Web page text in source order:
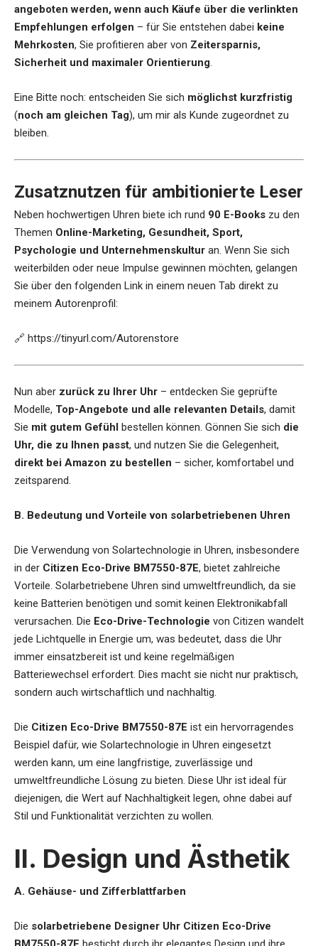
angeboten werden, wenn auch Käufe über die verlinkten
Empfehlungen erfolgen – für Sie entstehen dabei keine
Mehrkosten, Sie profitieren aber von Zeitersparnis,
Sicherheit und maximaler Orientierung.
Eine Bitte noch: entscheiden Sie sich möglichst kurzfristig
(noch am gleichen Tag), um mir als Kunde zugeordnet zu
bleiben.
Zusatznutzen für ambitionierte Leser
Neben hochwertigen Uhren biete ich rund 90 E-Books zu den
Themen Online-Marketing, Gesundheit, Sport,
Psychologie und Unternehmenskultur an. Wenn Sie sich
weiterbilden oder neue Impulse gewinnen möchten, gelangen
Sie über den folgenden Link in einem neuen Tab direkt zu
meinem Autorenprofil:
🔗 https://tinyurl.com/Autorenstore
Nun aber zurück zu Ihrer Uhr – entdecken Sie geprüfte
Modelle, Top-Angebote und alle relevanten Details, damit
Sie mit gutem Gefühl bestellen können. Gönnen Sie sich die
Uhr, die zu Ihnen passt, und nutzen Sie die Gelegenheit,
direkt bei Amazon zu bestellen – sicher, komfortabel und
zeitsparend.
B. Bedeutung und Vorteile von solarbetriebenen Uhren
Die Verwendung von Solartechnologie in Uhren, insbesondere
in der Citizen Eco-Drive BM7550-87E, bietet zahlreiche
Vorteile. Solarbetriebene Uhren sind umweltfreundlich, da sie
keine Batterien benötigen und somit keinen Elektronikabfall
verursachen. Die Eco-Drive-Technologie von Citizen wandelt
jede Lichtquelle in Energie um, was bedeutet, dass die Uhr
immer einsatzbereit ist und keine regelmäßigen
Batteriewechsel erfordert. Dies macht sie nicht nur praktisch,
sondern auch wirtschaftlich und nachhaltig.
Die Citizen Eco-Drive BM7550-87E ist ein hervorragendes
Beispiel dafür, wie Solartechnologie in Uhren eingesetzt
werden kann, um eine langfristige, zuverlässige und
umweltfreundliche Lösung zu bieten. Diese Uhr ist ideal für
diejenigen, die Wert auf Nachhaltigkeit legen, ohne dabei auf
Stil und Funktionalität verzichten zu wollen.
II. Design und Ästhetik
A. Gehäuse- und Zifferblattfarben
Die solarbetriebene Designer Uhr Citizen Eco-Drive